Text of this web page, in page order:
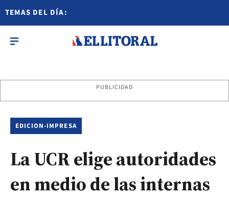
TEMAS DEL DÍA:
PUBLICIDAD
EDICION-IMPRESA
La UCR elige autoridades
en medio de las internas